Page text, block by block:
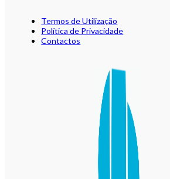
Termos de Utilização
Política de Privacidade
Contactos